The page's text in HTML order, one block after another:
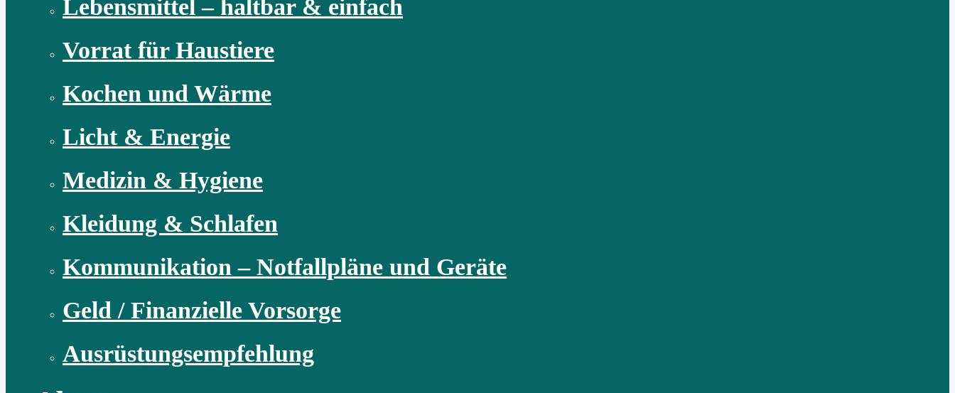
Lebensmittel – haltbar & einfach
Vorrat für Haustiere
Kochen und Wärme
Licht & Energie
Medizin & Hygiene
Kleidung & Schlafen
Kommunikation – Notfallpläne und Geräte
Geld / Finanzielle Vorsorge
Ausrüstungsempfehlung